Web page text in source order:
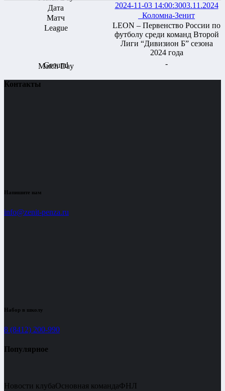
2024-11-03 14:00:3003.11.2024
Коломна-Зенит
LEON – Первенство России по
футболу среди команд Второй
Лиги “Дивизион Б” сезона
2024 года
-
Контакты
Напишите нам
info@zenit-penza.ru
Набор в школу
8 (8412) 200-990
Популярное
Новости клубаОсновная командаФНЛ